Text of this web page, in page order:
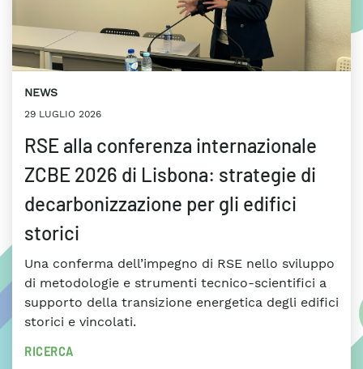
NEWS
29 LUGLIO 2026
RSE alla conferenza internazionale
ZCBE 2026 di Lisbona: strategie di
decarbonizzazione per gli edifici
storici
Una conferma dell’impegno di RSE nello sviluppo
di metodologie e strumenti tecnico-scientifici a
supporto della transizione energetica degli edifici
storici e vincolati.
RICERCA